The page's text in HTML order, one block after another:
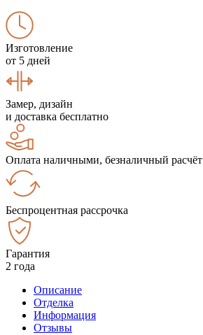
Изготовление
от 5 дней
Замер, дизайн
и доставка бесплатно
Оплата наличными, безналичный расчёт
Беспроцентная рассрочка
Гарантия
2 года
Описание
Отделка
Информация
Отзывы